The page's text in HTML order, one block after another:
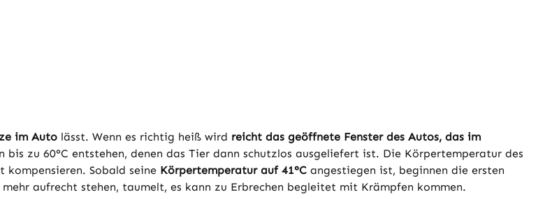
im Auto lässt. Wenn es richtig heiß wird reicht das geöffnete Fenster des Autos, das im
bis zu 60°C entstehen, denen das Tier dann schutzlos ausgeliefert ist. Die Körpertemperatur des
kompensieren. Sobald seine Körpertemperatur auf 41°C angestiegen ist, beginnen die ersten
aufrecht stehen, taumelt, es kann zu Erbrechen begleitet mit Krämpfen kommen.